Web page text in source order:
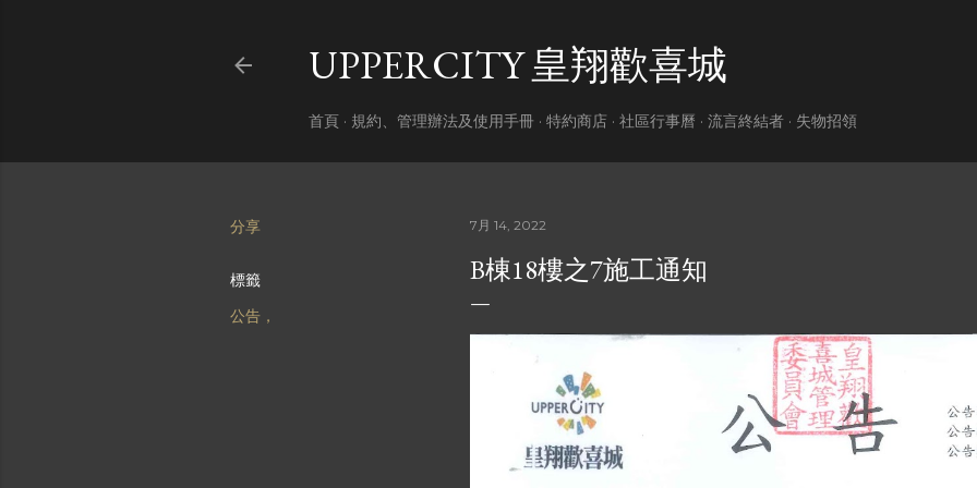
UPPERCITY 皇翔歡喜城
首頁 規約、管理辦法及使用手冊 特約商店 社區行事曆 流言終結者 失物招領
分享
標籤
公告，
7月 14, 2022
B棟18樓之7施工通知